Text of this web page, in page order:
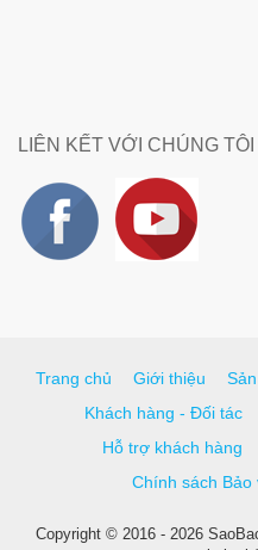
LIÊN KẾT VỚI CHÚNG TÔI
Trang chủ Giới thiệu
Khách hàng - Đối tác
Hỗ trợ khách hàng
Chính sách Bảo
Copyright © 2016 - 2026